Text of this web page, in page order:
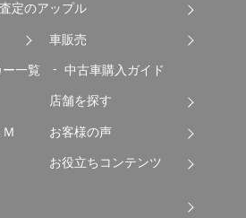
定のアップル
一覧
車販売
中古車購入ガイド
店舗を探す
お客様の声
お役立ちコンテンツ